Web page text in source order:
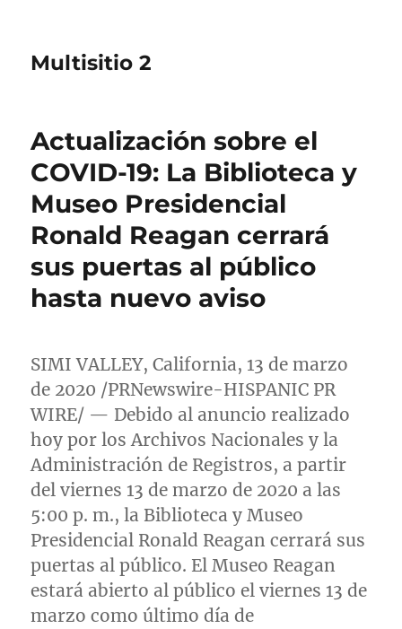
Multisitio 2
Actualización sobre el
COVID-19: La Biblioteca y
Museo Presidencial
Ronald Reagan cerrará
sus puertas al público
hasta nuevo aviso
SIMI VALLEY, California, 13 de marzo
de 2020 /PRNewswire-HISPANIC PR
WIRE/ — Debido al anuncio realizado
hoy por los Archivos Nacionales y la
Administración de Registros, a partir
del viernes 13 de marzo de 2020 a las
5:00 p. m., la Biblioteca y Museo
Presidencial Ronald Reagan cerrará sus
puertas al público. El Museo Reagan
estará abierto al público el viernes 13 de
marzo como último día de